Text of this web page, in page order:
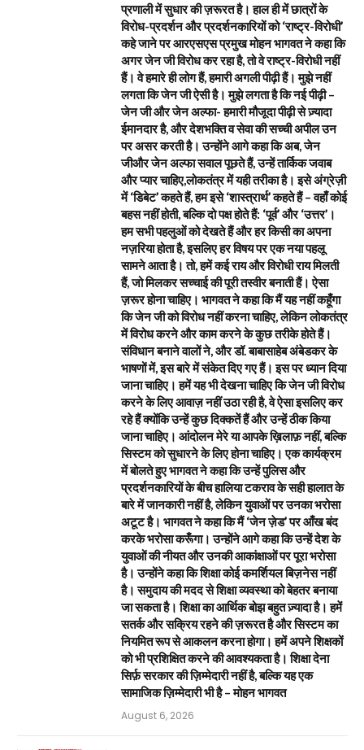
प्रणाली में सुधार की ज़रूरत है। हाल ही में छात्रों के
विरोध-प्रदर्शन और प्रदर्शनकारियों को ‘राष्ट्र-विरोधी’
कहे जाने पर आरएसएस प्रमुख मोहन भागवत ने कहा कि
अगर जेन जी विरोध कर रहा है, तो वे राष्ट्र-विरोधी नहीं
हैं। वे हमारे ही लोग हैं, हमारी अगली पीढ़ी हैं। मुझे नहीं
लगता कि जेन जी ऐसी है। मुझे लगता है कि नई पीढ़ी –
जेन जी और जेन अल्फा- हमारी मौजूदा पीढ़ी से ज़्यादा
ईमानदार है, और देशभक्ति व सेवा की सच्ची अपील उन
पर असर करती है। उन्होंने आगे कहा कि अब, जेन
जीऔर जेन अल्फा सवाल पूछते हैं, उन्हें तार्किक जवाब
और प्यार चाहिए,लोकतंत्र में यही तरीका है। इसे अंग्रेज़ी
में ‘डिबेट’ कहते हैं, हम इसे ‘शास्त्रार्थ’ कहते हैं – वहाँ कोई
बहस नहीं होती, बल्कि दो पक्ष होते हैं: ‘पूर्व’ और ‘उत्तर’।
हम सभी पहलुओं को देखते हैं और हर किसी का अपना
नज़रिया होता है, इसलिए हर विषय पर एक नया पहलू
सामने आता है। तो, हमें कई राय और विरोधी राय मिलती
हैं, जो मिलकर सच्चाई की पूरी तस्वीर बनाती हैं। ऐसा
ज़रूर होना चाहिए। भागवत ने कहा कि मैं यह नहीं कहूँगा
कि जेन जी को विरोध नहीं करना चाहिए, लेकिन लोकतंत्र
में विरोध करने और काम करने के कुछ तरीके होते हैं।
संविधान बनाने वालों ने, और डॉ. बाबासाहेब अंबेडकर के
भाषणों में, इस बारे में संकेत दिए गए हैं। इस पर ध्यान दिया
जाना चाहिए। हमें यह भी देखना चाहिए कि जेन जी विरोध
करने के लिए आवाज़ नहीं उठा रही है, वे ऐसा इसलिए कर
रहे हैं क्योंकि उन्हें कुछ दिक्कतें हैं और उन्हें ठीक किया
जाना चाहिए। आंदोलन मेरे या आपके ख़िलाफ़ नहीं, बल्कि
सिस्टम को सुधारने के लिए होना चाहिए। एक कार्यक्रम
में बोलते हुए भागवत ने कहा कि उन्हें पुलिस और
प्रदर्शनकारियों के बीच हालिया टकराव के सही हालात के
बारे में जानकारी नहीं है, लेकिन युवाओं पर उनका भरोसा
अटूट है। भागवत ने कहा कि मैं ‘जेन ज़ेड’ पर आँख बंद
करके भरोसा करूँगा। उन्होंने आगे कहा कि उन्हें देश के
युवाओं की नीयत और उनकी आकांक्षाओं पर पूरा भरोसा
है। उन्होंने कहा कि शिक्षा कोई कमर्शियल बिज़नेस नहीं
है। समुदाय की मदद से शिक्षा व्यवस्था को बेहतर बनाया
जा सकता है। शिक्षा का आर्थिक बोझ बहुत ज़्यादा है। हमें
सतर्क और सक्रिय रहने की ज़रूरत है और सिस्टम का
नियमित रूप से आकलन करना होगा। हमें अपने शिक्षकों
को भी प्रशिक्षित करने की आवश्यकता है। शिक्षा देना
सिर्फ़ सरकार की ज़िम्मेदारी नहीं है, बल्कि यह एक
सामाजिक ज़िम्मेदारी भी है – मोहन भागवत
August 6, 2026